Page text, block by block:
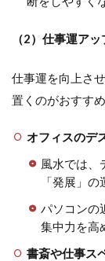
（2）仕事運ア
仕事運を向上さ
置くのがおすすめ
オフィスのデ
風水では、
「発展」
パソコンの
集中力を高
書斎や仕事ス